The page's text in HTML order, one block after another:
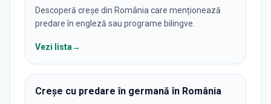
Descoperă creșe din România care menționează
predare în engleză sau programe bilingve.
Vezi lista→
Creșe cu predare în germană în România